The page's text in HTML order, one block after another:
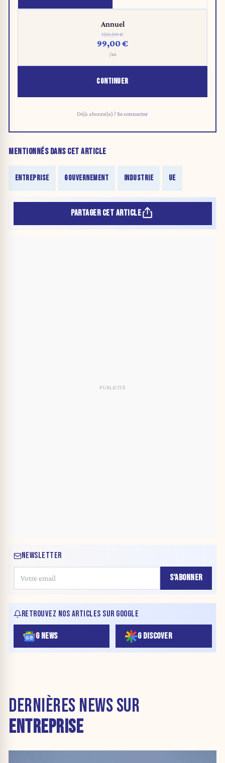
Annuel
120,00 €
99,00 €
/an
CONTINUER
Déjà abonné(e) ?Se connecter
MENTIONNÉS DANS CET ARTICLE
ENTREPRISE GOUVERNEMENT INDUSTRIE UE
PARTAGER CET ARTICLE
NEWSLETTER
S'ABONNER
RETROUVEZ NOS ARTICLES SUR GOOGLE
G NEWS G DISCOVER
DERNIÈRES NEWS SUR
ENTREPRISE